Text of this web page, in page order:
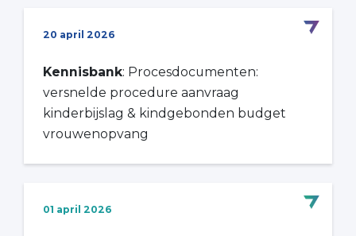
20 april 2026
Kennisbank: Procesdocumenten:
versnelde procedure aanvraag
kinderbijslag & kindgebonden budget
vrouwenopvang
01 april 2026